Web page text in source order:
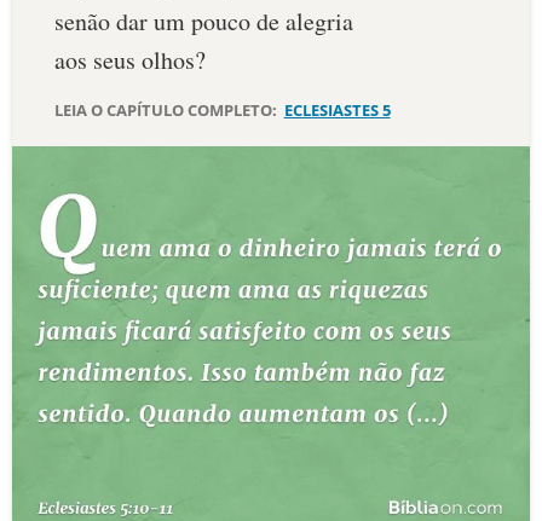
TEMAS
TERMO BÍBLICO
QUEM SOMOS
LOJA BÍBLIAON
senão dar um pouco de alegria
aos seus olhos?
LEIA O CAPÍTULO COMPLETO: ECLESIASTES 5